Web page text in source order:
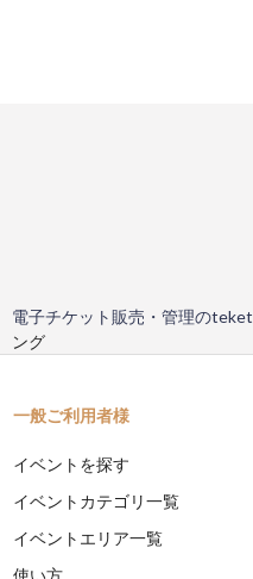
電子チケット販売・管理のteket
ング
一般ご利用者様
イベントを探す
イベントカテゴリ一覧
イベントエリア一覧
使い方